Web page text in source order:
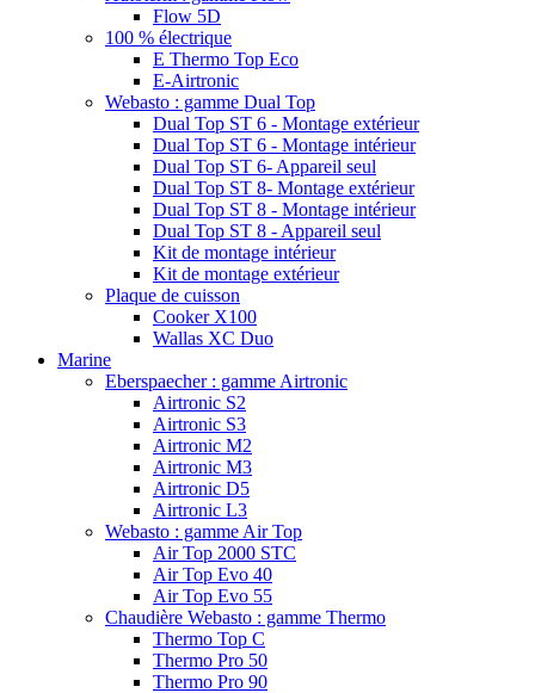
Flow 5D
100 % électrique
E Thermo Top Eco
E-Airtronic
Webasto : gamme Dual Top
Dual Top ST 6 - Montage extérieur
Dual Top ST 6 - Montage intérieur
Dual Top ST 6- Appareil seul
Dual Top ST 8- Montage extérieur
Dual Top ST 8 - Montage intérieur
Dual Top ST 8 - Appareil seul
Kit de montage intérieur
Kit de montage extérieur
Plaque de cuisson
Cooker X100
Wallas XC Duo
Marine
Eberspaecher : gamme Airtronic
Airtronic S2
Airtronic S3
Airtronic M2
Airtronic M3
Airtronic D5
Airtronic L3
Webasto : gamme Air Top
Air Top 2000 STC
Air Top Evo 40
Air Top Evo 55
Chaudière Webasto : gamme Thermo
Thermo Top C
Thermo Pro 50
Thermo Pro 90